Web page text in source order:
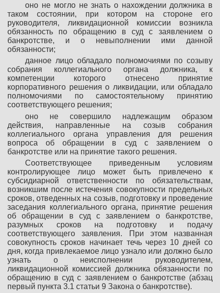
оно не могло не знать о нахождении должника в
таком состоянии, при котором на стороне его
руководителя, ликвидационной комиссии возникла
обязанность по обращению в суд с заявлением о
банкротстве, и о невыполнении ими данной
обязанности;
данное лицо обладало полномочиями по созыву
собрания коллегиального органа должника, к
компетенции которого отнесено принятие
корпоративного решения о ликвидации, или обладало
полномочиями по самостоятельному принятию
соответствующего решения;
оно не совершило надлежащим образом
действия, направленные на созыв собрания
коллегиального органа управления для решения
вопроса об обращении в суд с заявлением о
банкротстве или на принятие такого решения.
Соответствующее приведенным условиям
контролирующее лицо может быть привлечено к
субсидиарной ответственности по обязательствам,
возникшим после истечения совокупности предельных
сроков, отведенных на созыв, подготовку и проведение
заседания коллегиального органа, принятие решения
об обращении в суд с заявлением о банкротстве,
разумных сроков на подготовку и подачу
соответствующего заявления. При этом названная
совокупность сроков начинает течь через 10 дней со
дня, когда привлекаемое лицо узнало или должно было
узнать о неисполнении руководителем,
ликвидационной комиссией должника обязанности по
обращению в суд с заявлением о банкротстве (абзац
первый пункта 3.1 статьи 9 Закона о банкротстве).